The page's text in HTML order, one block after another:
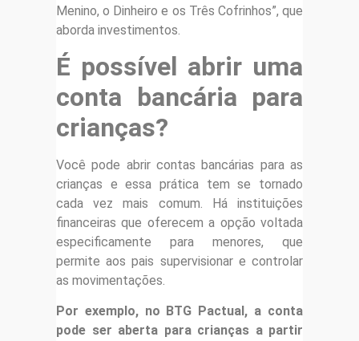
Menino, o Dinheiro e os Três Cofrinhos”, que
aborda investimentos.
É possível abrir uma
conta bancária para
crianças?
Você pode abrir contas bancárias para as
crianças e essa prática tem se tornado
cada vez mais comum. Há instituições
financeiras que oferecem a opção voltada
especificamente para menores, que
permite aos pais supervisionar e controlar
as movimentações.
Por exemplo, no BTG Pactual, a conta
pode ser aberta para crianças a partir